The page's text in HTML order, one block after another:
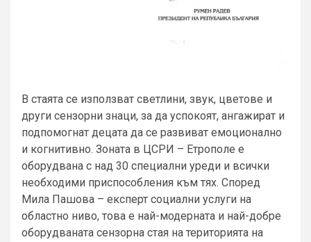
В стаята се използват светлини, звук, цветове и
други сензорни знаци, за да успокоят, ангажират и
подпомогнат децата да се развиват емоционално
и когнитивно. Зоната в ЦСРИ – Етрополе е
оборудвана с над 30 специални уреди и всички
необходими приспособления към тях. Според
Мила Пашова – експерт социални услуги на
областно ниво, това е най-модерната и най-добре
оборудваната сензорна стая на територията на